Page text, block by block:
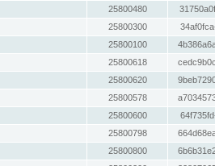
25800480
25800300
25800100
25800618
25800620
25800578
25800600
25800798
25800800